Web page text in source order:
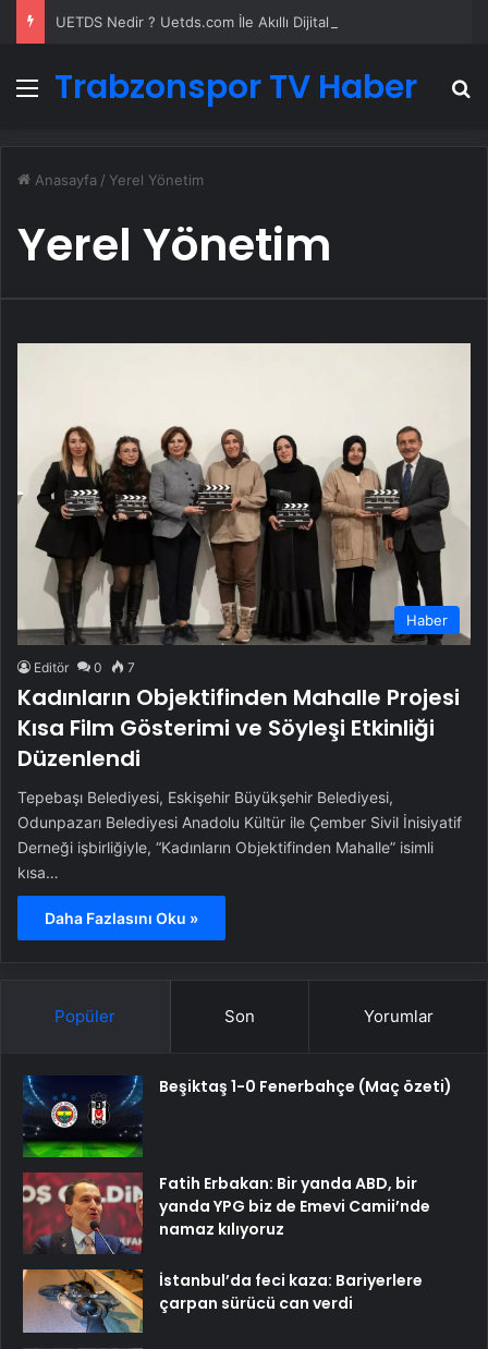
Menü
Trabzonspor TV Haber
Anasayfa / Yerel Yönetim
Yerel Yönetim
Haber
Editör 0 7
Kadınların Objektifinden Mahalle Projesi
Kısa Film Gösterimi ve Söyleşi Etkinliği
Düzenlendi
Tepebaşı Belediyesi, Eskişehir Büyükşehir Belediyesi,
Odunpazarı Belediyesi Anadolu Kültür ile Çember Sivil İnisiyatif
Derneği işbirliğiyle, “Kadınların Objektifinden Mahalle” isimli
kısa…
Daha Fazlasını Oku »
Popüler Son Yorumlar
Beşiktaş 1-0 Fenerbahçe (Maç özeti)
Fatih Erbakan: Bir yanda ABD, bir
yanda YPG biz de Emevi Camii’nde
namaz kılıyoruz
İstanbul’da feci kaza: Bariyerlere
çarpan sürücü can verdi